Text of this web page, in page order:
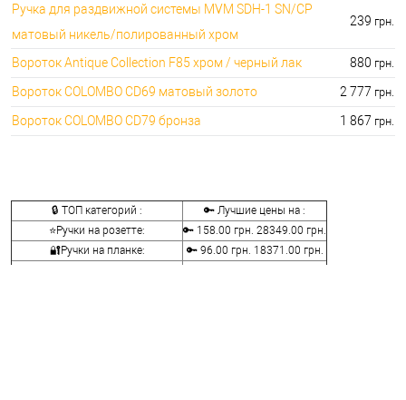
Ручка для раздвижной системы MVM SDH-1 SN/CP
матовый никель/полированный хром
239 грн.
Вороток Antique Collection F85 хром / черный лак 880 грн.
Вороток COLOMBO CD69 матовый золото 2 777 грн.
Вороток COLOMBO CD79 бронза 1 867 грн.
🔒 ТОП категорий :
🔑 Лучшие цены на :
⭐Ручки на розетте:
🔑 158.00 грн. 28349.00 грн.
🔐Ручки на планке:
🔑 96.00 грн. 18371.00 грн.